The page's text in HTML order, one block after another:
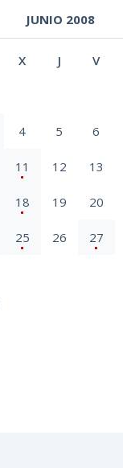
JUNIO 2008
X J V
4 5 6
11 12 13
18 19 20
25 26 27